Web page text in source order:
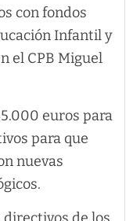
con fondos
Infantil y
el CPB Miguel
euros para
para que
nuevas